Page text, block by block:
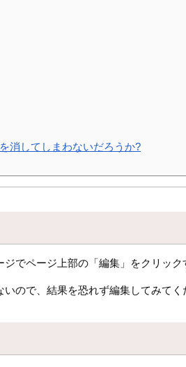
消してしまわないだろうか?
でページ上部の「編集」をクリッ
ので、結果を恐れず編集してみてく